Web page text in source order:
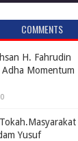
COMMENTS
H. Fahrudin
Momentum
0
Yusuf